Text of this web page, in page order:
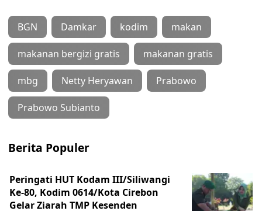
BGN Damkar kodim makan
makanan bergizi gratis makanan gratis
mbg Netty Heryawan Prabowo
Prabowo Subianto
Berita Populer
Peringati HUT Kodam III/Siliwangi
Ke-80, Kodim 0614/Kota Cirebon
Gelar Ziarah TMP Kesenden